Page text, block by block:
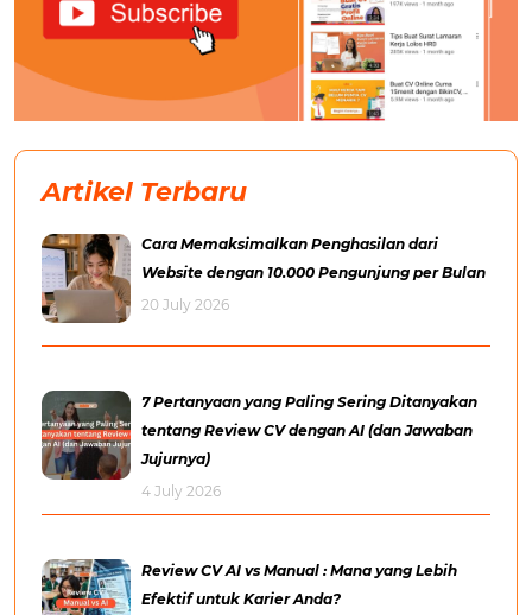
Artikel Terbaru
Cara Memaksimalkan Penghasilan dari
Website dengan 10.000 Pengunjung per Bulan
20 July 2026
7 Pertanyaan yang Paling Sering Ditanyakan
tentang Review CV dengan AI (dan Jawaban
Jujurnya)
4 July 2026
Review CV AI vs Manual : Mana yang Lebih
Efektif untuk Karier Anda?